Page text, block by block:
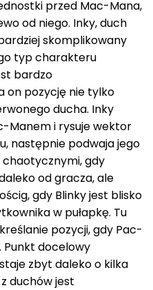
przed Mac-Mana,
od niego. Inky, duch
skomplikowany
typ charakteru
bardzo
on pozycję nie tylko
ducha. Inky
Manem i rysuje wektor
następnie podwaja jego
chaotycznymi, gdy
od gracza, ale
gdy Blinky jest blisko
w pułapkę. Tu
pozycji, gdy Pac-
Punkt docelowy
zbyt daleko o kilka
duchów jest